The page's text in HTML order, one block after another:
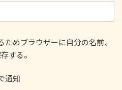
めブラウザーに自分の名前、
する。
通知